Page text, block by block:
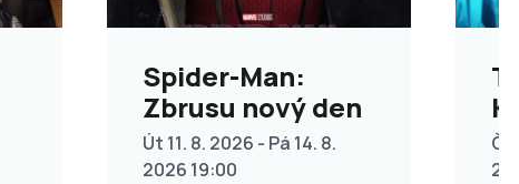
Spider-Man:
Zbrusu nový den
Út 11. 8. 2026 - Pá 14. 8.
2026 19:00
Čt